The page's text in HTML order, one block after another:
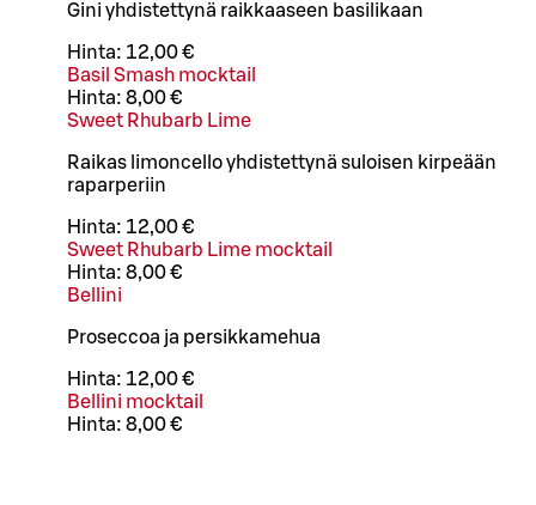
Gini yhdistettynä raikkaaseen basilikaan
Hinta: 12,00 €
Basil Smash mocktail
Hinta: 8,00 €
Sweet Rhubarb Lime
Raikas limoncello yhdistettynä suloisen kirpeään
raparperiin
Hinta: 12,00 €
Sweet Rhubarb Lime mocktail
Hinta: 8,00 €
Bellini
Proseccoa ja persikkamehua
Hinta: 12,00 €
Bellini mocktail
Hinta: 8,00 €